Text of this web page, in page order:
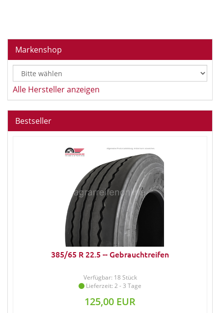
Markenshop
Alle Hersteller anzeigen
Bestseller
385/65 R 22.5 -- Gebrauchtreifen
Verfügbar: 18 Stück
Lieferzeit: 2 - 3 Tage
125,00 EUR